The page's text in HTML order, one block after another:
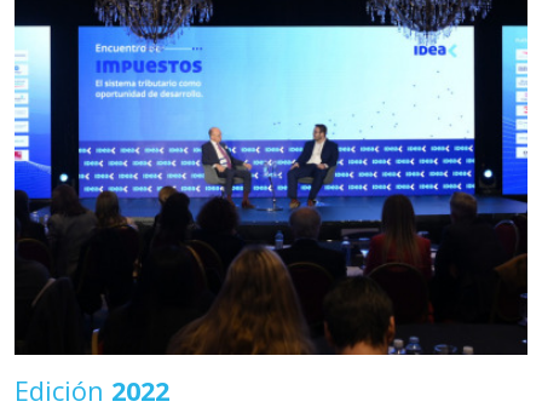
Edición 2022